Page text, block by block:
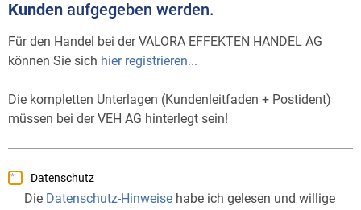
Kunden aufgegeben werden.
Für den Handel bei der VALORA EFFEKTEN HANDEL AG
können Sie sich hier registrieren...
Die kompletten Unterlagen (Kundenleitfaden + Postident)
müssen bei der VEH AG hinterlegt sein!
Datenschutz
Die Datenschutz-Hinweise habe ich gelesen und willige